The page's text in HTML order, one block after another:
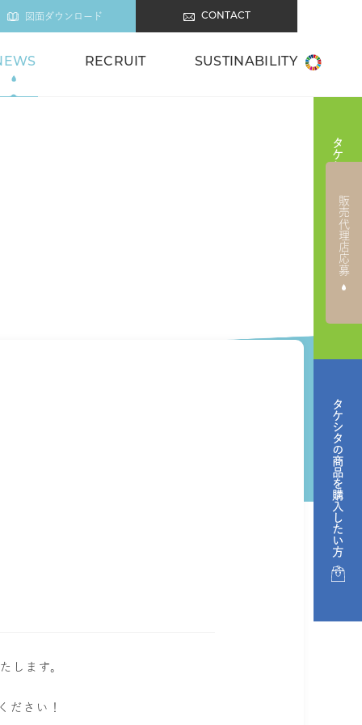
RECRUIT SUSTINABILITY
図面ダウンロード CONTACT
タケシタの商品を販売したい方
タケシタの商品を購入したい方
販売代理店応募
します。
ださい！